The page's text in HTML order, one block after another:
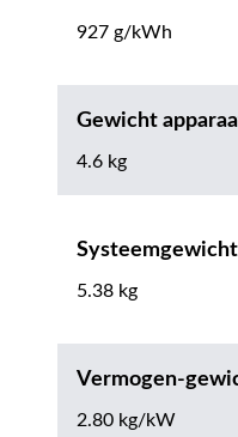
927 g/kWh
Gewicht
4.6 kg
5.38 kg
Vermogen-
2.80 kg/kW